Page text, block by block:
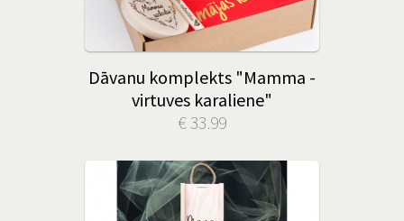
Dāvanu komplekts "Mamma -
virtuves karaliene"
€ 33.99